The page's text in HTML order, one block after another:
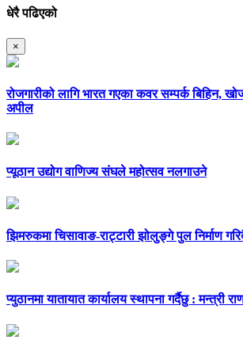
धेरै पढिएको
×
रोजगारीको लागि भारत गएका कवर सम्पर्क बिहिन,
अपील
प्यूठान उद्योग वाणिज्य संघले महोत्सव नलगाउने
झिमरुकमा चिसावाङ-राट्टारी झोलुङ्गे पुल निर्माण
प्युठानमा यातायात कार्यालय स्थापना गर्दैछु : मन्त्री